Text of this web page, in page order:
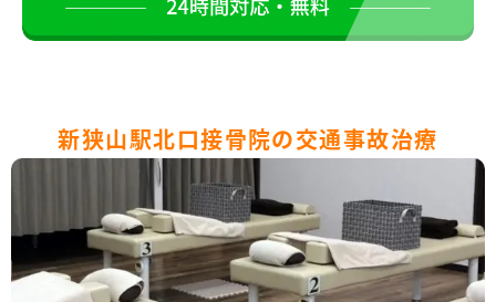
新狭山駅北口接骨院の交通事故治療